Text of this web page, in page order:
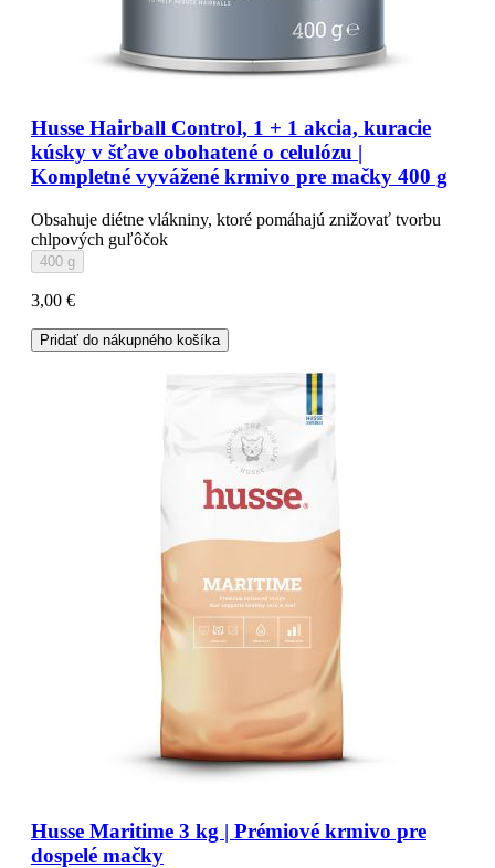
Husse Hairball Control, 1 + 1 akcia, kuracie
kúsky v šťave obohatené o celulózu |
Kompletné vyvážené krmivo pre mačky 400 g
Obsahuje diétne vlákniny, ktoré pomáhajú znižovať tvorbu
chlpových guľôčok
400 g
3,00 €
Pridať do nákupného košíka
Husse Maritime 3 kg | Prémiové krmivo pre
dospelé mačky